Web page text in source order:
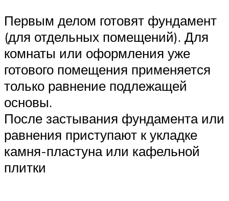
Первым делом готовят фундамент
(для отдельных помещений). Для
комнаты или оформления уже
готового помещения применяется
только равнение подлежащей
основы.
После застывания фундамента или
равнения приступают к укладке
камня-пластуна или кафельной
плитки